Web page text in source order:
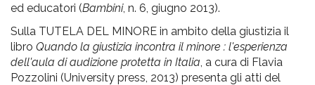
ed educatori (Bambini, n. 6, giugno 2013).
Sulla TUTELA DEL MINORE in ambito della giustizia il
libro Quando la giustizia incontra il minore : l'esperienza
dell'aula di audizione protetta in Italia, a cura di Flavia
Pozzolini (University press, 2013) presenta gli atti del